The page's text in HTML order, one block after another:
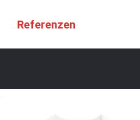
Referenzen